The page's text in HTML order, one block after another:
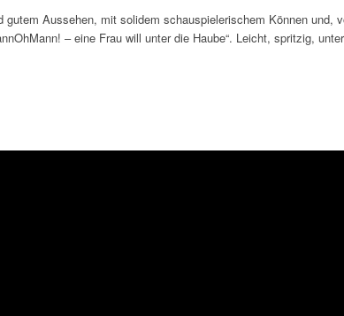
Aussehen, mit solidem schauspielerischem Können und,
– eine Frau will unter die Haube“. Leicht, spritzig,